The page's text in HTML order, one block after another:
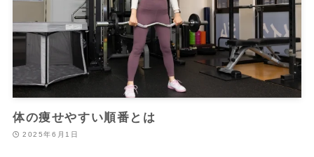
体の痩せやすい順番とは
2025年6月1日